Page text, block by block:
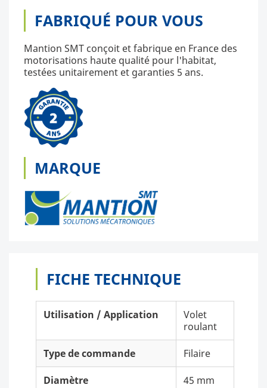
FABRIQUÉ POUR VOUS
Mantion SMT conçoit et fabrique en France des
motorisations haute qualité pour l'habitat,
testées unitairement et garanties 5 ans.
MARQUE
FICHE TECHNIQUE
Utilisation / Application
Volet
roulant
Type de commande Filaire
Diamètre 45 mm